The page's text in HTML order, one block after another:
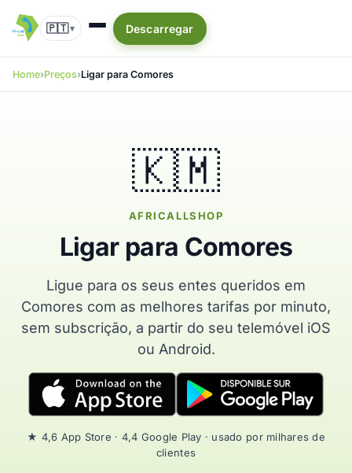
🇵🇹▾ Descarregar
Home Preços Ligar para Comores
🇰🇲
AFRICALLSHOP
Ligar para Comores
Ligue para os seus entes queridos em
Comores com as melhores tarifas por minuto,
sem subscrição, a partir do seu telemóvel iOS
ou Android.
★ 4,6 App Store · 4,4 Google Play · usado por milhares de
clientes